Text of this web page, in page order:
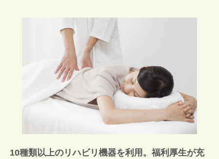
10種類以上のリハビリ機器を利用。福利厚生が充